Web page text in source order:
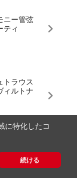
ニー管弦
ティ
トラウス
ィルトナ
ニー管弦
ス
に特化したコ
続ける